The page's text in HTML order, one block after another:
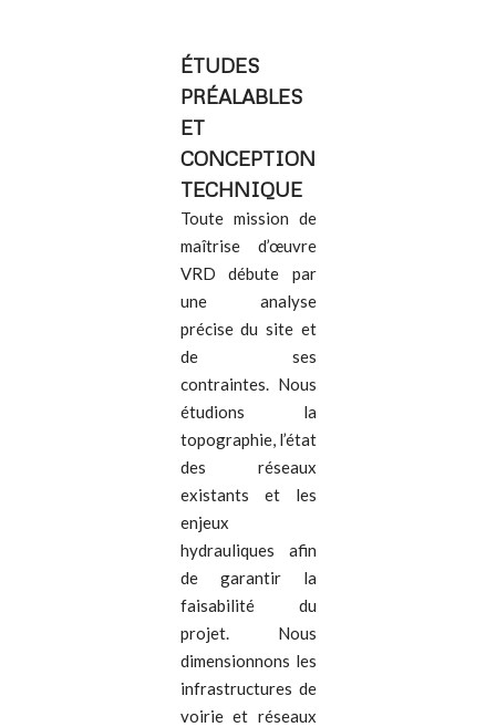
ÉTUDES
PRÉALABLES
ET
CONCEPTION
TECHNIQUE
Toute mission de
maîtrise d’œuvre
VRD débute par
une analyse
précise du site et
de ses
contraintes. Nous
étudions la
topographie, l’état
des réseaux
existants et les
enjeux
hydrauliques afin
de garantir la
faisabilité du
projet. Nous
dimensionnons les
infrastructures de
voirie et réseaux